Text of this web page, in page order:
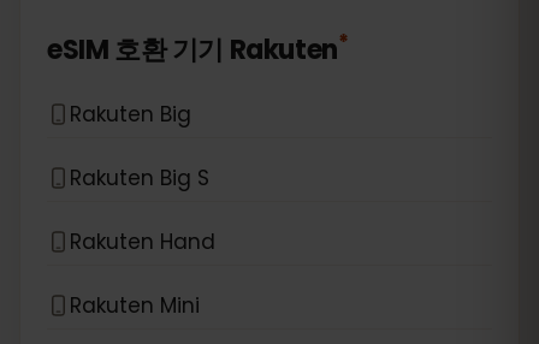
eSIM 호환 기기 Rakuten*
Rakuten Big
Rakuten Big S
Rakuten Hand
Rakuten Mini